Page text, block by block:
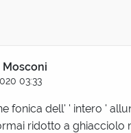
Mosconi
03:33
fonica dell' ' intero '
ridotto a ghiacciolo